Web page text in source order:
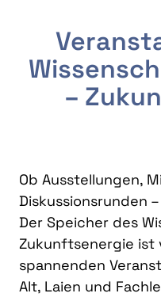
–
Ob Ausstellungen,
Diskussionsrunden
Der Speicher des
Zukunftsenergie ist
spannenden
Alt, Laien und